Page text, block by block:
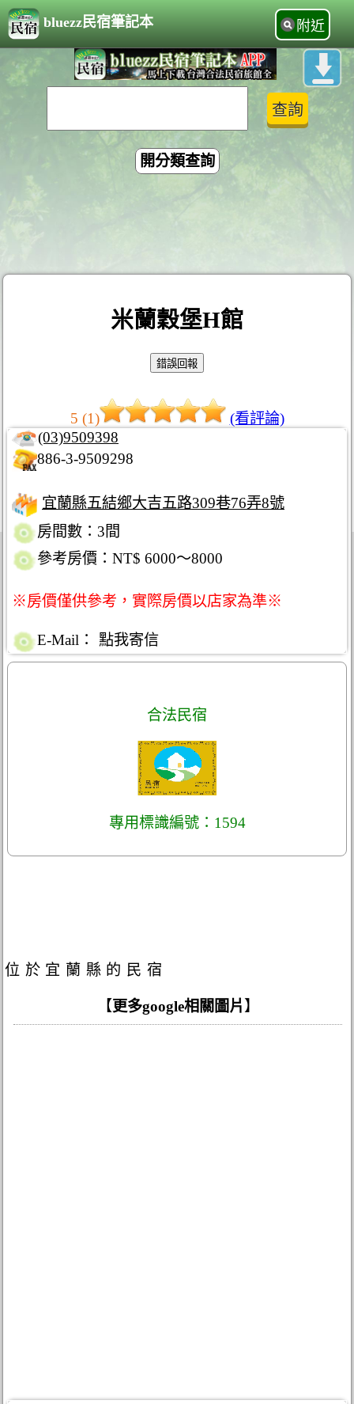
bluezz民宿筆記本 附近
開分類查詢
米蘭穀堡H館
5 (1)
(看評論)
(03)9509398
886-3-9509298
宜蘭縣五結鄉大吉五路309巷76弄8號
房間數：3間
參考房價：NT$ 6000～8000
※房價僅供參考，實際房價以店家為準※
E-Mail： 點我寄信
合法民宿
專用標識編號：1594
位於宜蘭縣的民宿
【 更多google相關圖片 】